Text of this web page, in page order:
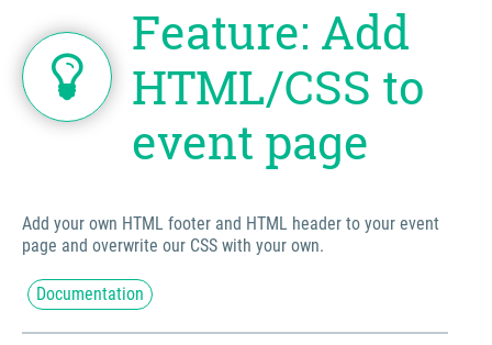
Feature: Add
HTML/CSS to
event page
Add your own HTML footer and HTML header to your event
page and overwrite our CSS with your own.
Documentation